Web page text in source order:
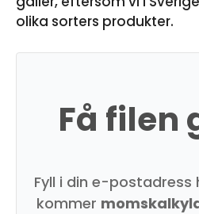
olika sorters produkter.
Få filen
Fyll i din e-postadress
kommer